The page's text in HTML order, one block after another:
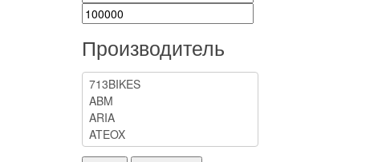
Производитель